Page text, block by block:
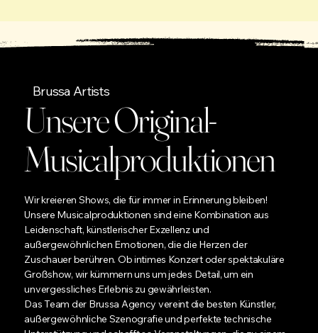
Brussa Artists
Unsere Original-
Musicalproduktionen
Wir kreieren Shows, die für immer in Erinnerung bleiben!
Unsere Musicalproduktionen sind eine Kombination aus
Leidenschaft, künstlerischer Exzellenz und
außergewöhnlichen Emotionen, die die Herzen der
Zuschauer berühren. Ob intimes Konzert oder spektakuläre
Großshow, wir kümmern uns um jedes Detail, um ein
unvergessliches Erlebnis zu gewährleisten.
Das Team der Brussa Agency vereint die besten Künstler,
außergewöhnliche Szenografie und perfekte technische